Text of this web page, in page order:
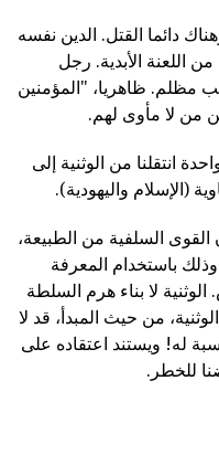
دائما القتل. الدين نفسه
اللعنة الأبدية. رجل
مظلم. ظاهريا، "المؤمنين
من لا مأوى لهم.
انتقلنا من الوثنية إلى
(الإسلام واليهودية).
القوى السلفية من الطبيعة،
باستخدام المعرفة
لا بناء هرم السلطة
من حيث المبدأ، قد لا
له! ويستند اعتقاده على
للخطر.